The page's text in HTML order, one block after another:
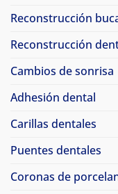
Reconstrucción
Reconstrucción
Cambios de sonrisa
Adhesión dental
Carillas dentales
Puentes dentales
Coronas de